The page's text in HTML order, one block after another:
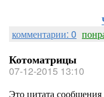
комментарии: 0
Котоматрицы
07-12-2015 13:10
Это цитата сообщения